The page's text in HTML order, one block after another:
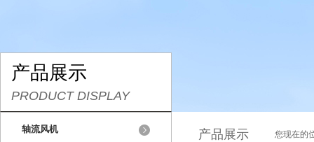
产品展示
PRODUCT DISPLAY
轴流风机 产品展示 您现在的